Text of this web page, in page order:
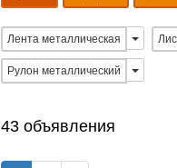
Лента металлическая
Рулон металлический
43 объявления